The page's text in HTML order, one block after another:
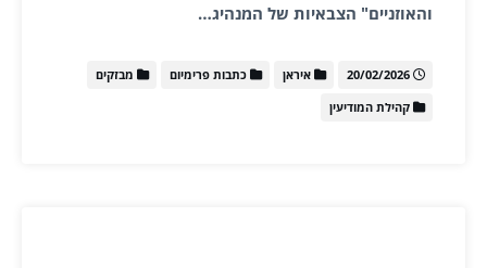
והאוזניים" הצבאיות של המנהיג…
20/02/2026 איראן כתבות פרימיום
מבזקים
קהילת המודיעין